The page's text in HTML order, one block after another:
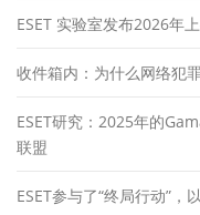
ESET 实验室发布2026年
收件箱内：为什么网络犯
ESET研究：2025年的
联盟
ESET参与了“终局行动”，